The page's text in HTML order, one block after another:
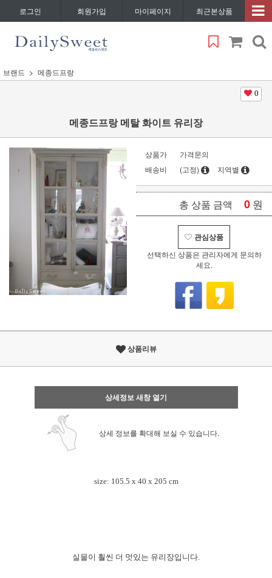
로그인 회원가입 마이페이지 최근본상품
브랜드 메종드프랑
0
메종드프랑 메탈 화이트 유리장
상품가
가격문의
배송비
(고정) 지역별
총 상품 금액 0 원
관심상품
선택하신 상품은 관리자에게 문의하
세요.
상품리뷰
상세정보 새창 열기
상세 정보를 확대해 보실 수 있습니다.
size: 105.5 x 40 x 205 cm
실물이 훨씬 더 멋있는 유리장입니다.